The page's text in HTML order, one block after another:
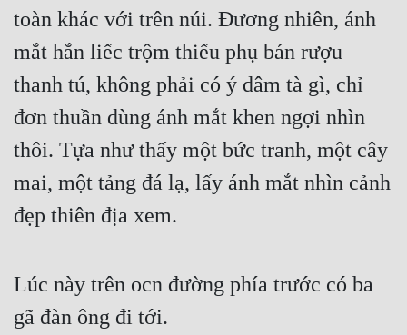
Trọng Sinh
Tu Chân
Vô Địch
Võ Hiệp
Xuyên Không
Xuyên Nhanh
toàn khác với trên núi. Đương nhiên, ánh
mắt hắn liếc trộm thiếu phụ bán rượu
thanh tú, không phải có ý dâm tà gì, chỉ
đơn thuần dùng ánh mắt khen ngợi nhìn
thôi. Tựa như thấy một bức tranh, một cây
mai, một tảng đá lạ, lấy ánh mắt nhìn cảnh
đẹp thiên địa xem.
Lúc này trên ocn đường phía trước có ba
gã đàn ông đi tới.